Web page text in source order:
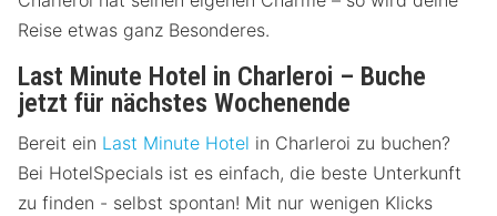
Reise etwas ganz Besonderes.
Last Minute Hotel in Charleroi – Buche
jetzt für nächstes Wochenende
Bereit ein Last Minute Hotel in Charleroi zu buchen?
Bei HotelSpecials ist es einfach, die beste Unterkunft
zu finden - selbst spontan! Mit nur wenigen Klicks